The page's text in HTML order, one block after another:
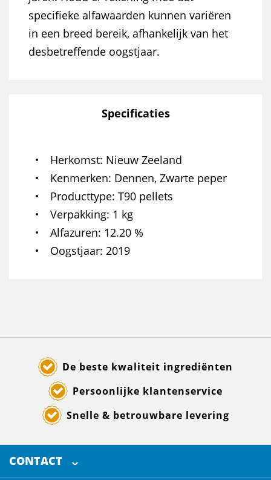
specifieke alfawaarden kunnen variëren
in een breed bereik, afhankelijk van het
desbetreffende oogstjaar.
Specificaties
Herkomst Nieuw Zeeland
Kenmerken Dennen, Zwarte peper
Producttype T90 pellets
Verpakking 1 kg
Alfazuren 12.20 %
Oogstjaar 2019
De beste kwaliteit ingrediënten
Persoonlijke klantenservice
Snelle & betrouwbare levering
CONTACT